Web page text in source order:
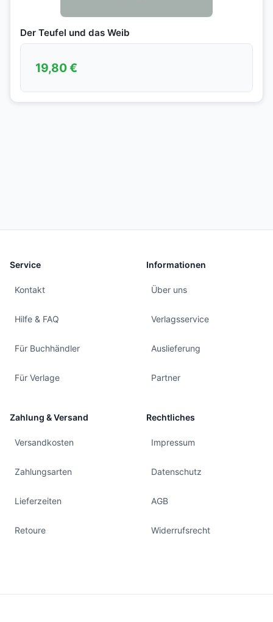
Der Teufel und das Weib
19,80€
Service
Kontakt
Hilfe & FAQ
Für Buchhändler
Für Verlage
Informationen
Über uns
Verlagsservice
Auslieferung
Partner
Zahlung & Versand
Versandkosten
Zahlungsarten
Lieferzeiten
Retoure
Rechtliches
Impressum
Datenschutz
AGB
Widerrufsrecht